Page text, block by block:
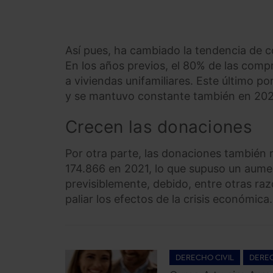
Así pues, ha cambiado la tendencia de
En los años previos, el 80% de las
a viviendas unifamiliares. Este último
y se mantuvo constante también en
Crecen las donaciones
Por otra parte, las donaciones
174.866 en 2021, lo que supuso un
previsiblemente, debido, entre otras
paliar los efectos de la crisis económica.
DERECHO CIVIL